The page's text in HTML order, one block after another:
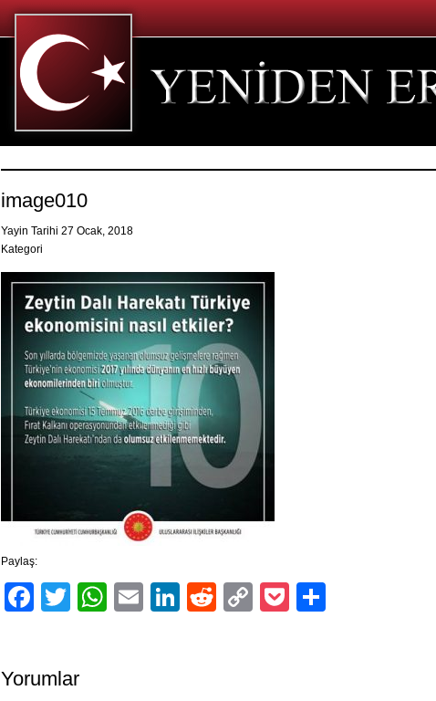
image010
Yayin Tarihi 27 Ocak, 2018
Kategori
Paylaş:
Facebook
TwitterWhatsApp
EmailLinkedIn
RedditCopyPocket
Yorumlar